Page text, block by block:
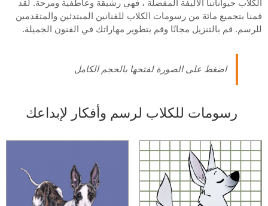
الكلاب حيواناتنا الأليفة المفضلة ، فهي رشيقة وعاطفية ومرحة. لقد
قمنا بتجميع مائة من رسومات الكلاب للفنانين المبتدئين والمتقدمين
للرسم. قم بالتنزيل مجانًا وقم بتطوير مهاراتك في الفنون الجميلة.
اضغط على الصورة لفتحها بالحجم الكامل
رسومات للكلاب لرسم وأفكار لإبداعك